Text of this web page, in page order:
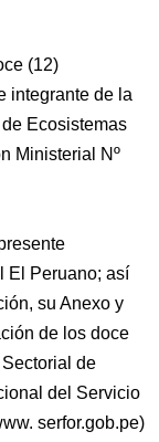
(12)
integrante de la
Ecosistemas
Ministerial Nº
El Peruano; así
su Anexo y
de los doce
de
del Servicio
serfor.gob.pe)